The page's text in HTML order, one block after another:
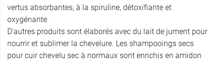
vertus absorbantes, à la spiruline, détoxifiante et
oxygénante.
D'autres produits sont élaborés avec du lait de jument pour
nourrir et sublimer la chevelure. Les shampooings secs
pour cuir chevelu sec à normaux sont enrichis en amidon